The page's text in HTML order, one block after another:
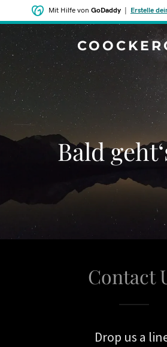
Mit Hilfe von GoDaddy Erstelle
Bald
Contact
Drop us a